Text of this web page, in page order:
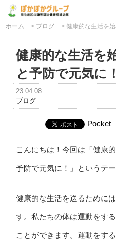
ホーム > ブログ >健康的な生活を
健康的な生活
と予防で元気に！
23.04.08
ブログ
Pocket
こんにちは！今回は「健康
予防で元気に！」というテ
健康的な生活を送るために
す。私たちの体は運動をす
ことができます。運動をす